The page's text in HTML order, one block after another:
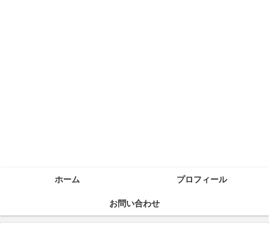
ホーム プロフィール
お問い合わせ